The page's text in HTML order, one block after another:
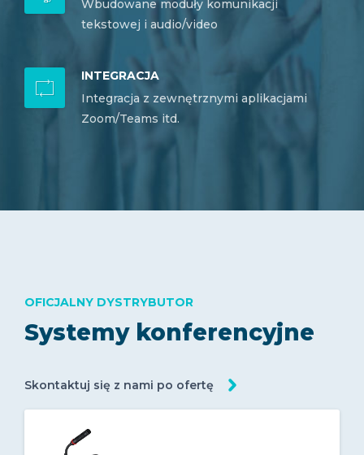
Wbudowane moduły komunikacji
tekstowej i audio/video
INTEGRACJA
Integracja z zewnętrznymi aplikacjami
Zoom/Teams itd.
Systemy konferencyjne
OFICJALNY DYSTRYBUTOR
Skontaktuj się z nami po ofertę